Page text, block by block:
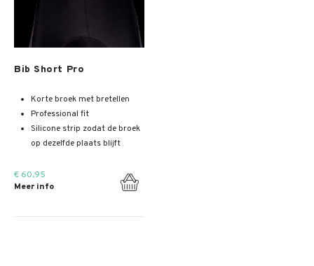
Bib Short Pro
Korte broek met bretellen
Professional fit
Silicone strip zodat de broek
op dezelfde plaats blijft
€ 60,95
Meer info